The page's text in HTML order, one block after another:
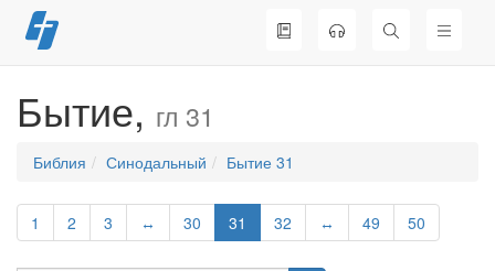
Перейти
к
Бытие, гл 31
Библия Синодальный Бытие 31
1 2 3 ↔ 30 31 32 ↔ 49 50